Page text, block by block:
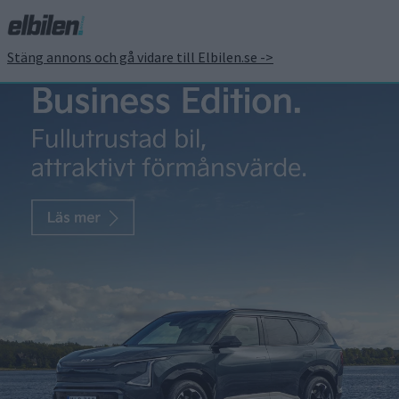
Stäng annons och gå vidare till Elbilen.se ->
Hyundai uppges arbeta
på prestandaversion av